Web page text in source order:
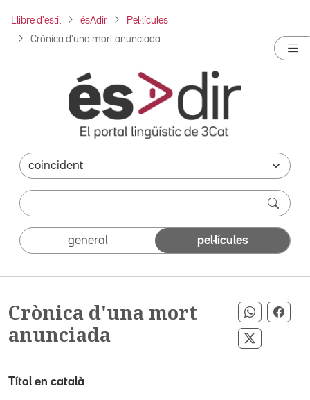
Llibre d'estil ésAdir Pel·lícules
Crònica d'una mort anunciada
general pel·lícules
Crònica d'una mort
anunciada
Compartir
Títol en català